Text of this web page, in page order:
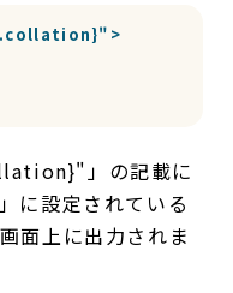
」の記載に
に設定されている
面上に出力されま